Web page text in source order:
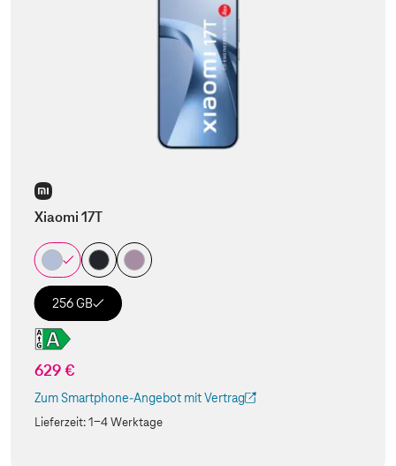
Xiaomi 17T
256 GB
629 €
Zum Smartphone-Angebot mit Vertrag
(Der Link wird in einem neuen Tab geöffnet)
Lieferzeit:1-4 Werktage